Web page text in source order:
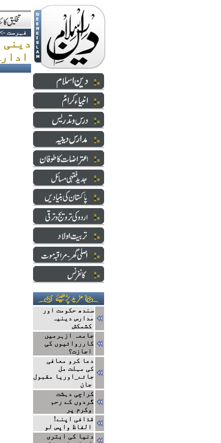
فہرست ->
دینی
سندھ حکومت اور
مدارس دینیہ
کشمکش
جامعہ ازہرمیں
کارروائیوں کی
اجازت؟
دعا کرو معافی
کی مہلت مل
جائے_اوریا مقبول
جان
کراچی دہشت
گردوں کے رحم
وکرم پر
!قذافی اپنے
الفاظ واپس لو
دنیا کی ابتری